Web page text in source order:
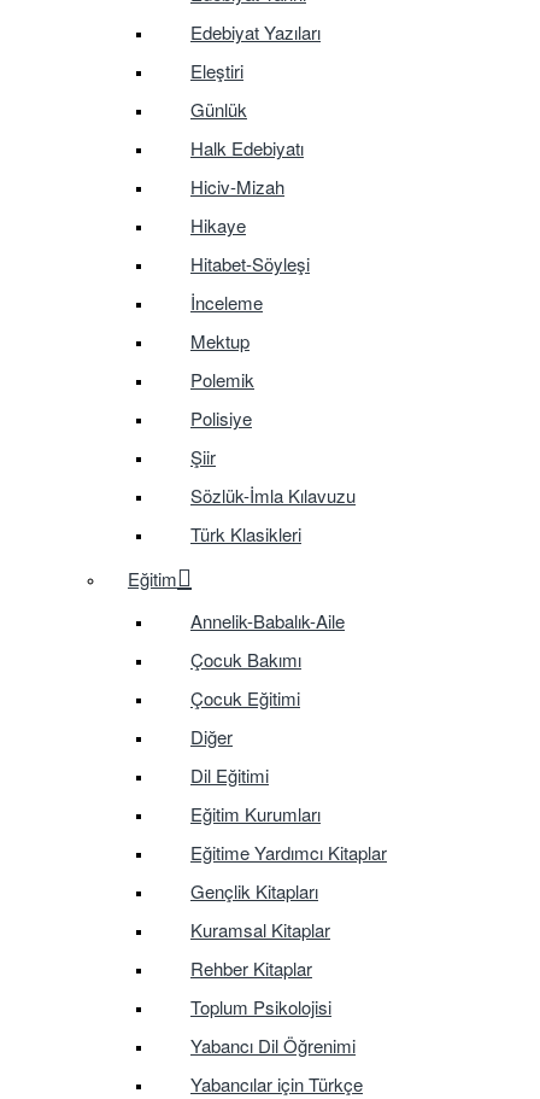
Edebiyat Yazıları
Eleştiri
Günlük
Halk Edebiyatı
Hiciv-Mizah
Hikaye
Hitabet-Söyleşi
İnceleme
Mektup
Polemik
Polisiye
Şiir
Sözlük-İmla Kılavuzu
Türk Klasikleri
Eğitim
Annelik-Babalık-Aile
Çocuk Bakımı
Çocuk Eğitimi
Diğer
Dil Eğitimi
Eğitim Kurumları
Eğitime Yardımcı Kitaplar
Gençlik Kitapları
Kuramsal Kitaplar
Rehber Kitaplar
Toplum Psikolojisi
Yabancı Dil Öğrenimi
Yabancılar için Türkçe